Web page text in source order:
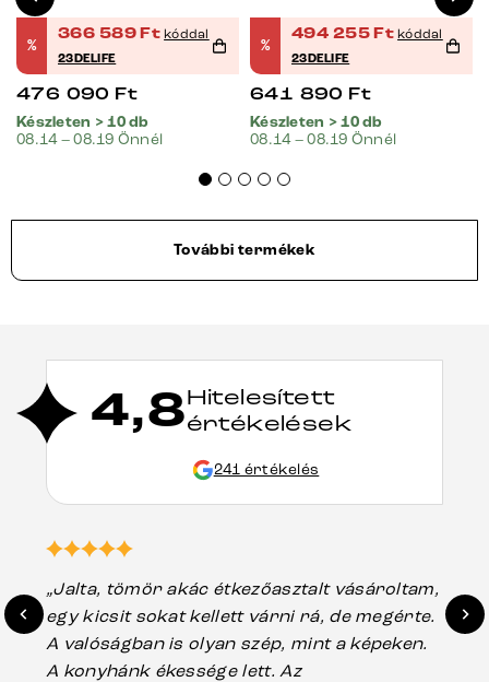
%
366 589Ft kóddal
23DELIFE
476 090 Ft
Készleten > 10 db
08.14 – 08.19 Önnél
%
494 255Ft kóddal
23DELIFE
641 890 Ft
Készleten > 10 db
08.14 – 08.19 Önnél
További termékek
4,8Hitelesített
értékelések
241 értékelés
„Jalta, tömör akác étkezőasztalt vásároltam,
egy kicsit sokat kellett várni rá, de megérte.
A valóságban is olyan szép, mint a képeken.
A konyhánk ékessége lett. Az